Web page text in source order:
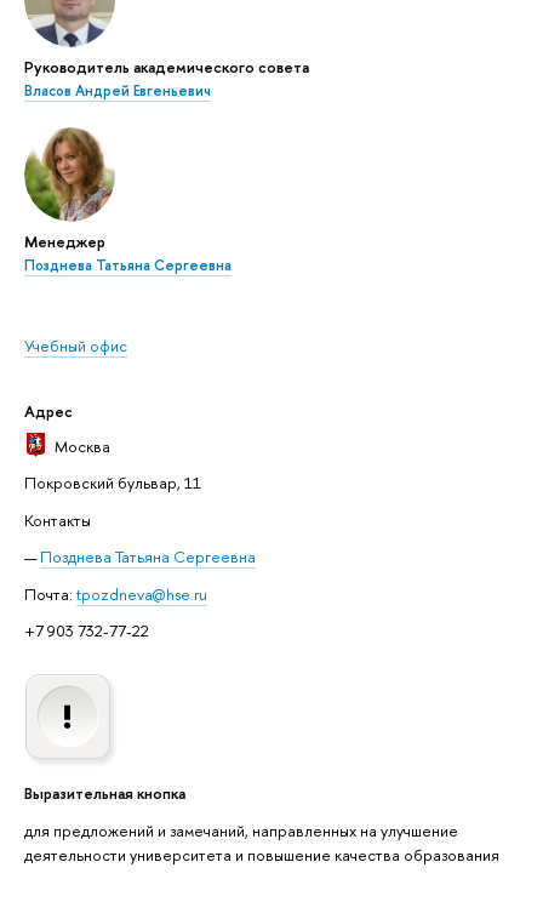
Руководитель академического совета
Власов Андрей Евгеньевич
Менеджер
Позднева Татьяна Сергеевна
Учебный офис
Адрес
Москва
Покровский бульвар, 11
Контакты
Позднева Татьяна Сергеевна
Почта: tpozdneva@hse.ru
+7 903 732-77-22
Выразительная кнопка
для предложений и замечаний, направленных на улучшение
деятельности университета и повышение качества образования